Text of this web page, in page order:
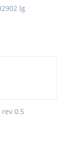
lg
rev 0.5